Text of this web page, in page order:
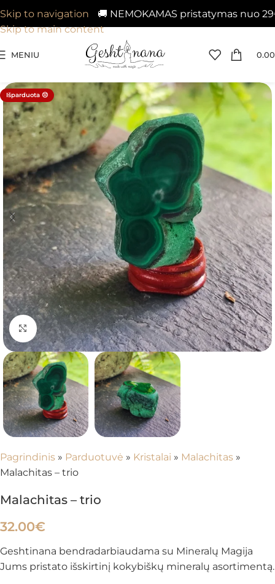
🚚 NEMOKAMAS pristatymas nuo 29€ į
Skip to navigation
Skip to main content
MENIU 0.00
Išparduota 😔
Spustelėkite, kad padidintumėte
Pagrindinis » Parduotuvė » Kristalai » Malachitas »
Malachitas – trio
Malachitas – trio
32.00€
Geshtinana bendradarbiaudama su Mineralų Magija
Jums pristato išskirtinį kokybiškų mineralų asortimentą.